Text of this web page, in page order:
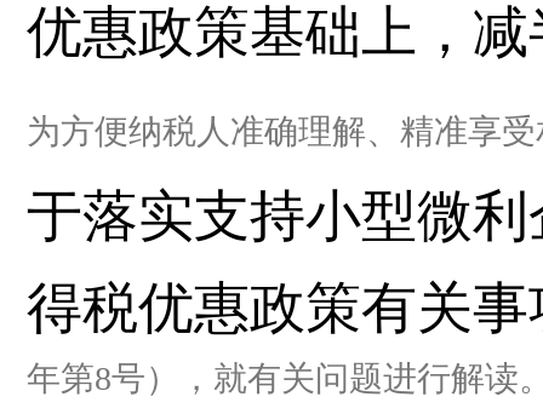
优惠政策基础上，
为方便纳税人准确理解、精准享
于落实支持小型微
得税优惠政策有关
年第8号），就有关问题进行解读